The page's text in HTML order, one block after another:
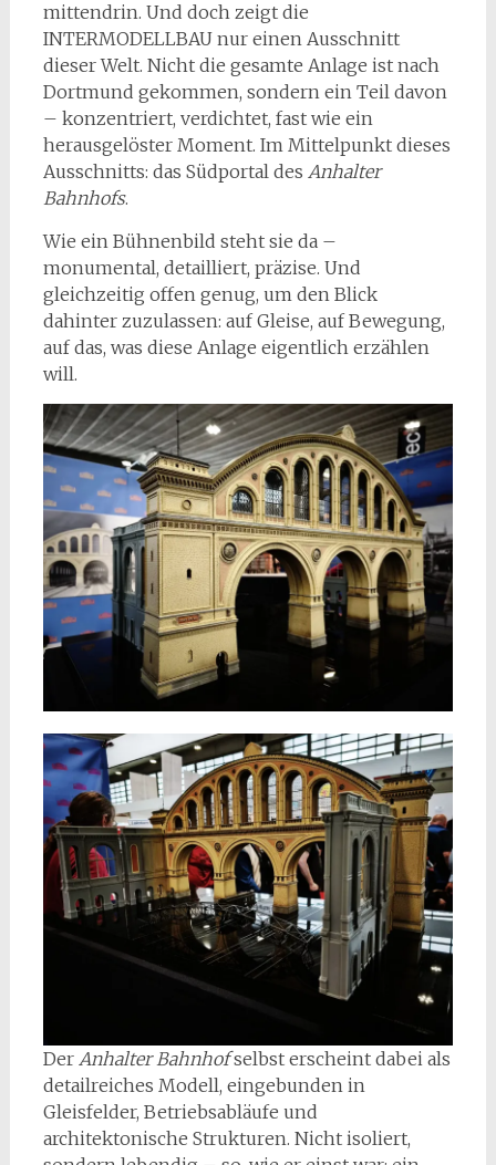
mittendrin. Und doch zeigt die
INTERMODELLBAU nur einen Ausschnitt
dieser Welt. Nicht die gesamte Anlage ist nach
Dortmund gekommen, sondern ein Teil davon
– konzentriert, verdichtet, fast wie ein
herausgelöster Moment. Im Mittelpunkt dieses
Ausschnitts: das Südportal des Anhalter
Bahnhofs.
Wie ein Bühnenbild steht sie da –
monumental, detailliert, präzise. Und
gleichzeitig offen genug, um den Blick
dahinter zuzulassen: auf Gleise, auf Bewegung,
auf das, was diese Anlage eigentlich erzählen
will.
Der Anhalter Bahnhofselbst erscheint dabei als
detailreiches Modell, eingebunden in
Gleisfelder, Betriebsabläufe und
architektonische Strukturen. Nicht isoliert,